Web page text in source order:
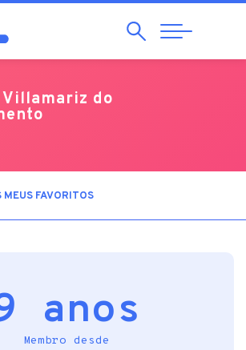
Pesquisar
Abrir
Navegação
Villamariz do
ATIVO)
MEUS FAVORITOS
anos
Membro desde